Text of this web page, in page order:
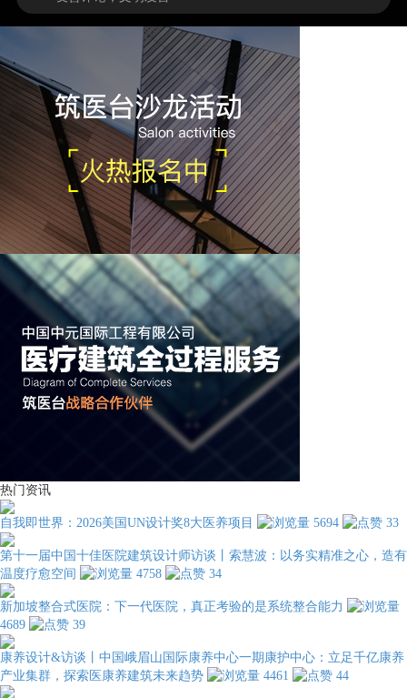
热门资讯
自我即世界：2026美国UN设计奖8大医养项目 5694 33
第十一届中国十佳医院建筑设计师访谈丨索慧波：以务实精准之心，造有
温度疗愈空间
4758 34
新加坡整合式医院：下一代医院，真正考验的是系统整合能力
4689
39
康养设计&访谈丨中国峨眉山国际康养中心一期康护中心：立足千亿康养
产业集群，探索医康养建筑未来趋势
4461 44